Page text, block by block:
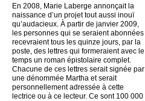
En 2008, Marie Laberge annonçait la
naissance d’un projet tout aussi inouï
qu’audacieux. À partir de janvier 2009,
les personnes qui se seraient abonnées
recevraient tous les quinze jours, par la
poste, des lettres qui formeraient avec le
temps un roman épistolaire complet.
Chacune de ces lettres serait signée par
une dénommée Martha et serait
personnellement adressée à cette
lectrice ou à ce lecteur. Ce sont 100 000